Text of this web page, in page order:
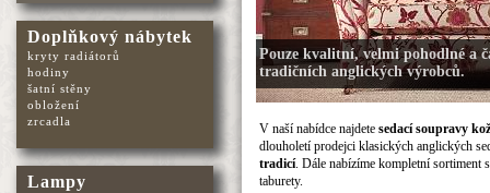
Pouze kvalitní, velmi pohodlné a
tradičních anglických výrobců.
V naší nabídce najdete sedací soupravy
dlouholetí prodejci klasických anglických
tradicí. Dále nabízíme kompletní sortiment
taburety.
Doplňkový nábytek
kryty radiátorů
hodiny
šatní stěny
obložení
zrcadla
Lampy